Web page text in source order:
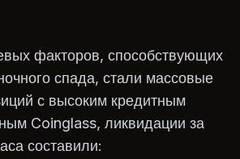
факторов, способствующих
спада, стали массовые
с высоким кредитным
Coinglass, ликвидации за
составили: